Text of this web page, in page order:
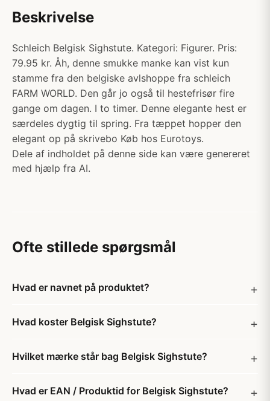
Beskrivelse
Schleich Belgisk Sighstute. Kategori: Figurer. Pris:
79.95 kr. Åh, denne smukke manke kan vist kun
stamme fra den belgiske avlshoppe fra schleich
FARM WORLD. Den går jo også til hestefrisør fire
gange om dagen. I to timer. Denne elegante hest er
særdeles dygtig til spring. Fra tæppet hopper den
elegant op på skrivebo Køb hos Eurotoys.
Dele af indholdet på denne side kan være genereret
med hjælp fra AI.
Ofte stillede spørgsmål
Hvad er navnet på produktet?
Hvad koster Belgisk Sighstute?
Hvilket mærke står bag Belgisk Sighstute?
Hvad er EAN / Produktid for Belgisk Sighstute?